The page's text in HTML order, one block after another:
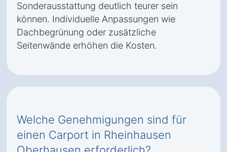
Sonderausstattung deutlich teurer sein
können. Individuelle Anpassungen wie
Dachbegrünung oder zusätzliche
Seitenwände erhöhen die Kosten.
Welche Genehmigungen sind für
einen Carport in Rheinhausen